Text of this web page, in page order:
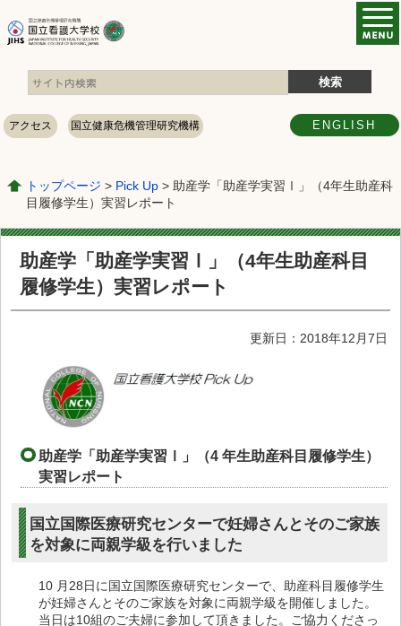
ENGLISH
アクセス 国立健康危機管理研究機構
トップページ > Pick Up > 助産学「助産学実習Ⅰ」（4年生助産科
目履修学生）実習レポート
助産学「助産学実習Ⅰ」（4年生助産科目
履修学生）実習レポート
更新日：2018年12月7日
助産学「助産学実習Ⅰ」（4 年生助産科目履修学生）
実習レポート
国立国際医療研究センターで妊婦さんとそのご家族
を対象に両親学級を行いました
10 月28日に国立国際医療研究センターで、助産科目履修学生
が妊婦さんとそのご家族を対象に両親学級を開催しました。
当日は10組のご夫婦に参加して頂きました。ご協力くださっ